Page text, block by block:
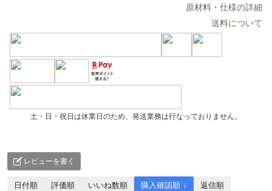
原材料・仕様の詳細
送料について
土・日・祝日は休業日のため、発送業務は行なっておりません。
レビューを書く
日付順 評価順 いいね数順 購入確認順 ↓
返信順